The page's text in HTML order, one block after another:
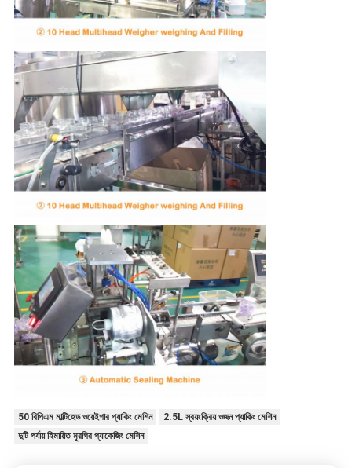
50 বিপিএম মাল্টিহেড ওয়েইগার প্যাকিং মেশিন
2.5L স্বয়ংক্রিয় ওজন প্যাকিং মেশিন
দুটি পর্যায় হিমায়িত মুরগির প্যাকেজিং মেশিন